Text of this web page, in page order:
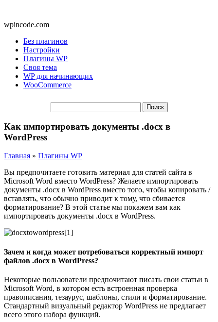
wpincode.com
Без плагинов
Настройки
Плагины WP
Своя тема
WP для начинающих
WooCommerce
Как импортировать документы .docx в
WordPress
Главная » Плагины WP
Вы предпочитаете готовить материал для статей сайта в
Microsoft Word вместо WordPress? Желаете импортировать
документы .docx в WordPress вместо того, чтобы копировать /
вставлять, что обычно приводит к тому, что сбивается
форматирование? В этой статье мы покажем вам как
импортировать документы .docx в WordPress.
Зачем и когда может потребоваться корректный импорт
файлов .docx в WordPress?
Некоторые пользователи предпочитают писать свои статьи в
Microsoft Word, в котором есть встроенная проверка
правописания, тезаурус, шаблоны, стили и форматирование.
Стандартный визуальный редактор WordPress не предлагает
всего этого набора функций.